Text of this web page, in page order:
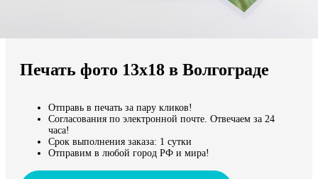
Мы доставляем по всему миру
Продолжить без города
Печать фото 13х18 в Волгограде
Отправь в печать за пару кликов!
Согласования по электронной почте. Отвечаем за 24
часа!
Срок выполнения заказа: 1 сутки
Отправим в любой город РФ и мира!